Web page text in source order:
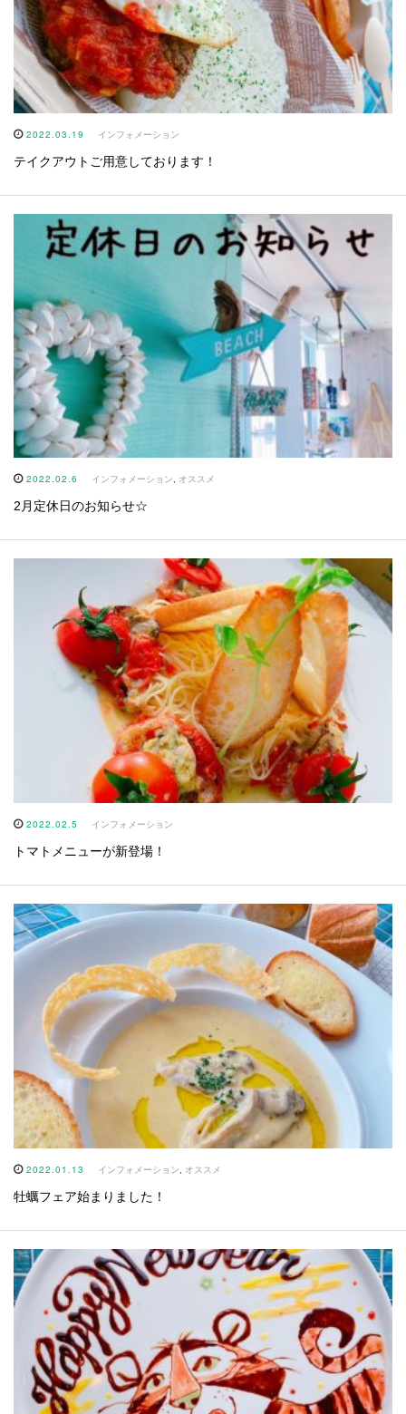
2022.03.19 インフォメーション
テイクアウトご用意しております！
2022.02.6 インフォメーション, オススメ
2月定休日のお知らせ☆
2022.02.5 インフォメーション
トマトメニューが新登場！
2022.01.13 インフォメーション オススメ
牡蠣フェア始まりました！